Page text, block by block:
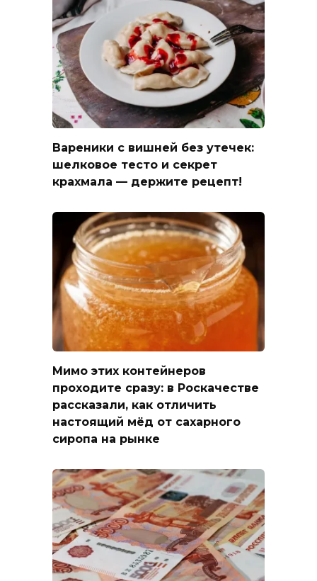
Вареники с вишней без утечек:
шелковое тесто и секрет
крахмала — держите рецепт!
Мимо этих контейнеров
проходите сразу: в Роскачестве
рассказали, как отличить
настоящий мёд от сахарного
сиропа на рынке